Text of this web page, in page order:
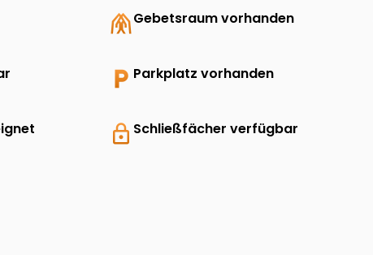
folded_handsGebetsraum vorhanden
local_parking Parkplatz vorhanden
lock Schließfächer verfügbar